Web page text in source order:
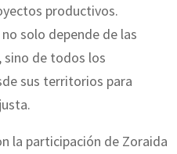
productivos.
solo depende de las
sino de todos los
sus territorios para
la participación de Zoraida